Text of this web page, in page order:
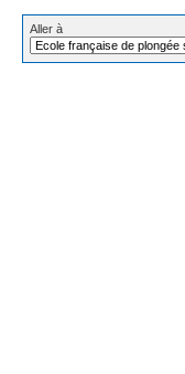
Aller à